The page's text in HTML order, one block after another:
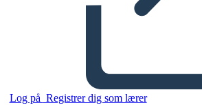
Log på Registrer dig som lærer
Kopier dette storyboard
LAVE ET STORYBOARD